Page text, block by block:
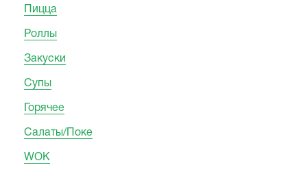
Пицца
Роллы
Закуски
Супы
Горячее
Салаты/Поке
WOK